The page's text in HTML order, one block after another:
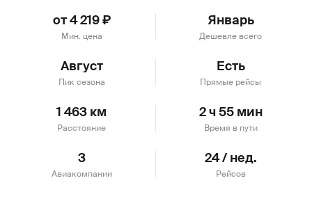
от 4 219 ₽
Мин. цена
Январь
Дешевле всего
Август
Пик сезона
Есть
Прямые рейсы
1 463 км
Расстояние
2 ч 55 мин
Время в пути
3
Авиакомпании
24 / нед.
Рейсов